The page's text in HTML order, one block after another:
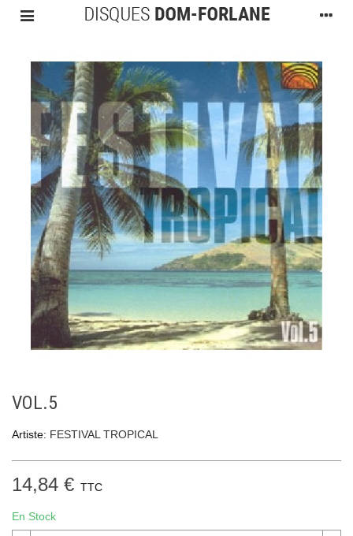
VOL.5
Artiste: FESTIVAL TROPICAL
14,84 € TTC
En Stock